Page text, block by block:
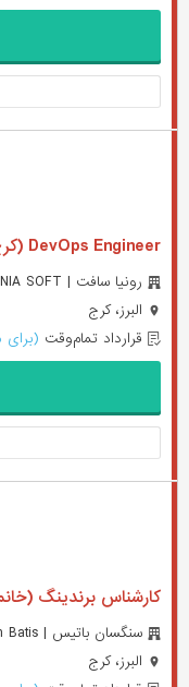
DevOps Engineer (کرج-هیبرید)
رونیا سافت | RONIA SOFT
البرز، کرج
قرارداد تمام‌وقت
کارشناس برندینگ
سنگسان باتیس | Sangsan Batis
البرز، کرج